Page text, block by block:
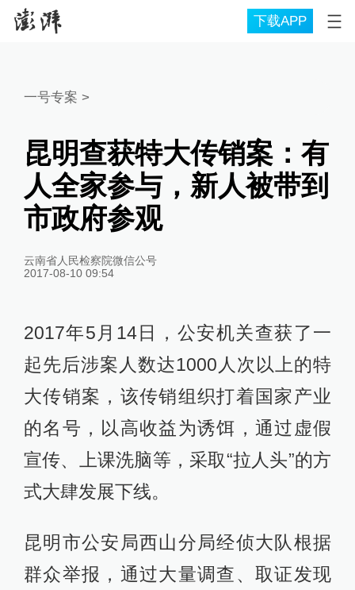
下载APP
一号专案 >
昆明查获特大传销案：有
人全家参与，新人被带到
市政府参观
云南省人民检察院微信公号
2017-08-10 09:54
2017年5月14日，公安机关查获了一
起先后涉案人数达1000人次以上的特
大传销案，该传销组织打着国家产业
的名号，以高收益为诱饵，通过虚假
宣传、上课洗脑等，采取“拉人头”的方
式大肆发展下线。
昆明市公安局西山分局经侦大队根据
群众举报，通过大量调查、取证发现